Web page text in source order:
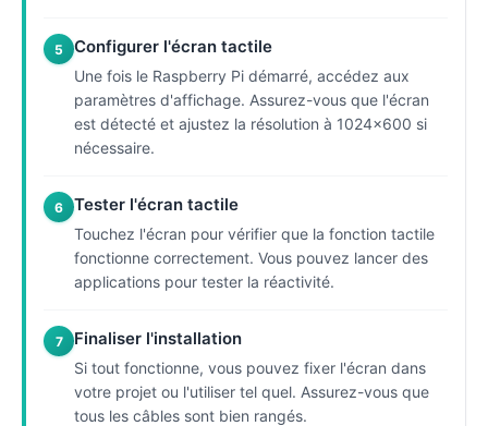
5 Configurer l'écran tactile
Une fois le Raspberry Pi démarré, accédez aux
paramètres d'affichage. Assurez-vous que l'écran
est détecté et ajustez la résolution à 1024x600 si
nécessaire.
6 Tester l'écran tactile
Touchez l'écran pour vérifier que la fonction tactile
fonctionne correctement. Vous pouvez lancer des
applications pour tester la réactivité.
7 Finaliser l'installation
Si tout fonctionne, vous pouvez fixer l'écran dans
votre projet ou l'utiliser tel quel. Assurez-vous que
tous les câbles sont bien rangés.